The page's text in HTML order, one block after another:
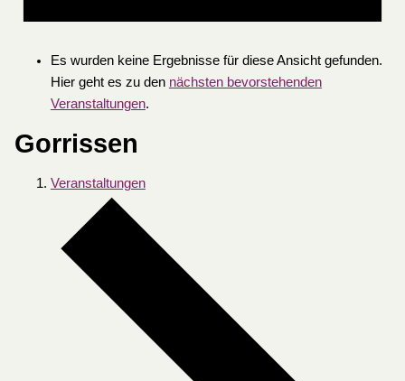
Es wurden keine Ergebnisse für diese Ansicht gefunden.
Hier geht es zu den nächsten bevorstehenden
Veranstaltungen.
Gorrissen
Veranstaltungen